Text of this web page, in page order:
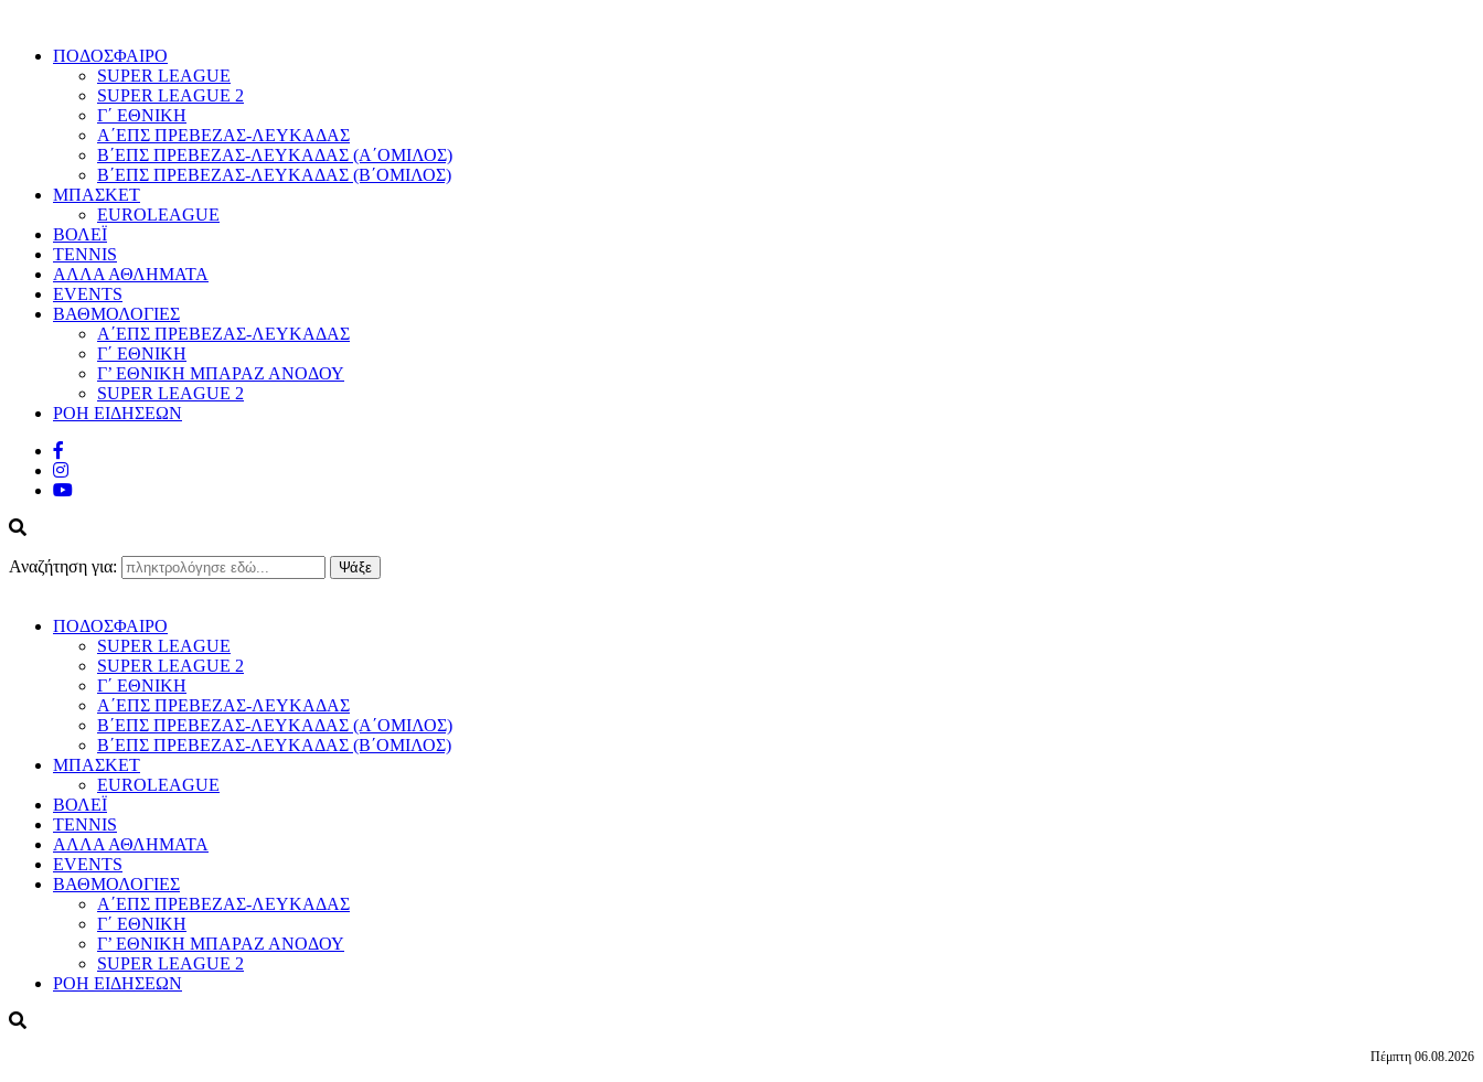
ΠΟΔΟΣΦΑΙΡΟ
SUPER LEAGUE
SUPER LEAGUE 2
Γ΄ ΕΘΝΙΚΗ
Α΄ΕΠΣ ΠΡΕΒΕΖΑΣ-ΛΕΥΚΑΔΑΣ
Β΄ΕΠΣ ΠΡΕΒΕΖΑΣ-ΛΕΥΚΑΔΑΣ (Α΄ΟΜΙΛΟΣ)
Β΄ΕΠΣ ΠΡΕΒΕΖΑΣ-ΛΕΥΚΑΔΑΣ (Β΄ΟΜΙΛΟΣ)
ΜΠΑΣΚΕΤ
EUROLEAGUE
ΒΟΛΕΪ
TENNIS
ΑΛΛΑ ΑΘΛΗΜΑΤΑ
EVENTS
ΒΑΘΜΟΛΟΓΙΕΣ
Α΄ΕΠΣ ΠΡΕΒΕΖΑΣ-ΛΕΥΚΑΔΑΣ
Γ΄ ΕΘΝΙΚΗ
Γ’ ΕΘΝΙΚΗ ΜΠΑΡΑΖ ΑΝΟΔΟΥ
SUPER LEAGUE 2
ΡΟΗ ΕΙΔΗΣΕΩΝ
Αναζήτηση για:
ΠΟΔΟΣΦΑΙΡΟ
SUPER LEAGUE
SUPER LEAGUE 2
Γ΄ ΕΘΝΙΚΗ
Α΄ΕΠΣ ΠΡΕΒΕΖΑΣ-ΛΕΥΚΑΔΑΣ
Β΄ΕΠΣ ΠΡΕΒΕΖΑΣ-ΛΕΥΚΑΔΑΣ (Α΄ΟΜΙΛΟΣ)
Β΄ΕΠΣ ΠΡΕΒΕΖΑΣ-ΛΕΥΚΑΔΑΣ (Β΄ΟΜΙΛΟΣ)
ΜΠΑΣΚΕΤ
EUROLEAGUE
ΒΟΛΕΪ
TENNIS
ΑΛΛΑ ΑΘΛΗΜΑΤΑ
EVENTS
ΒΑΘΜΟΛΟΓΙΕΣ
Α΄ΕΠΣ ΠΡΕΒΕΖΑΣ-ΛΕΥΚΑΔΑΣ
Γ΄ ΕΘΝΙΚΗ
Γ’ ΕΘΝΙΚΗ ΜΠΑΡΑΖ ΑΝΟΔΟΥ
SUPER LEAGUE 2
ΡΟΗ ΕΙΔΗΣΕΩΝ
Πέμπτη 06.08.2026